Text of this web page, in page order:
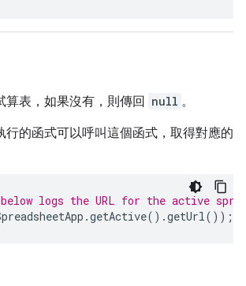
算表，如果沒有，則傳回 null 。
行的函式可以呼叫這個函式，取得對應的
logs the URL for the active
.getActive().getUrl());